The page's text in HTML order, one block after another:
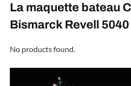
La maquette bateau
Bismarck Revell 5040
No products found.